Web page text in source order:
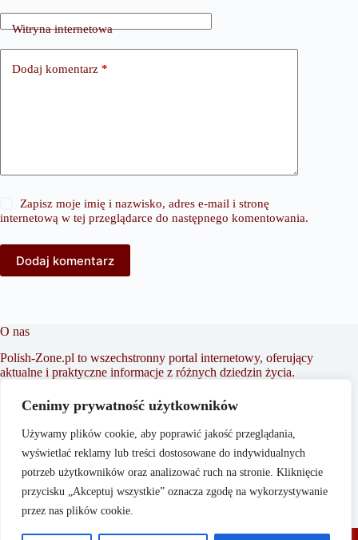
Cenimy prywatność użytkowników
Używamy plików cookie, aby poprawić jakość przeglądania,
wyświetlać reklamy lub treści dostosowane do indywidualnych
potrzeb użytkowników oraz analizować ruch na stronie. Kliknięcie
przycisku „Akceptuj wszystkie” oznacza zgodę na wykorzystywanie
przez nas plików cookie.
Witryna internetowa
Dodaj komentarz *
Zapisz moje imię i nazwisko, adres e-mail i stronę
internetową w tej przeglądarce do następnego komentowania.
Dodaj komentarz
O nas
Polish-Zone.pl to wszechstronny portal internetowy, oferujący
aktualne i praktyczne informacje z różnych dziedzin życia.
czytelników w podejmowaniu świadomych decyzji oraz
inspirowaniu do działania. Dbamy o to, aby nasze artykuły
były zrozumiałe i dostępne dla każdego, niezależnie od
poziomu wiedzy w danym zakresie.
O nas